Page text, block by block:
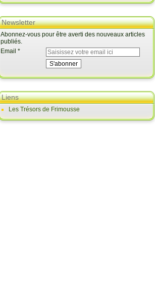
Newsletter
Abonnez-vous pour être averti des nouveaux articles
publiés.
Email
Liens
Les Trésors de Frimousse